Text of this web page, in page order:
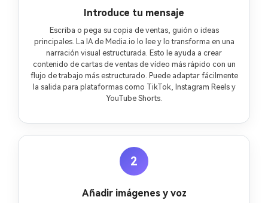
Introduce tu mensaje
Escriba o pega su copia de ventas, guión o ideas
principales. La IA de Media.io lo lee y lo transforma en una
narración visual estructurada. Esto le ayuda a crear
contenido de cartas de ventas de vídeo más rápido con un
flujo de trabajo más estructurado. Puede adaptar fácilmente
la salida para plataformas como TikTok, Instagram Reels y
YouTube Shorts.
2
Añadir imágenes y voz